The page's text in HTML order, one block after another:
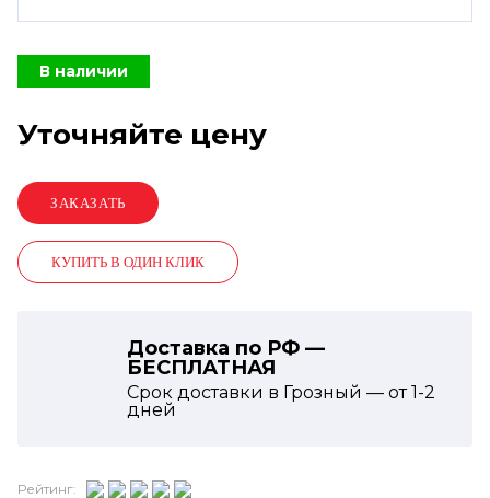
В наличии
Уточняйте цену
КУПИТЬ В ОДИН КЛИК
Доставка по РФ —
БЕСПЛАТНАЯ
Срок доставки в Грозный — от1-2
дней
Рейтинг: